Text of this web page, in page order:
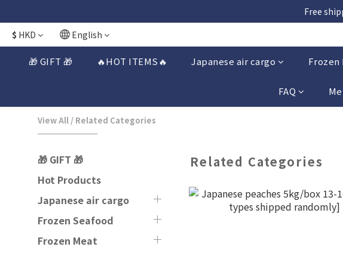
日本接近假期，貨源較不穩定
Free
日本接近假期，貨源較不穩定
$ HKD English
🎁 GIFT 🎁 🔥HOT ITEMS🔥 Japanese air cargo Frozen
FAQ
View All / Related Categories
🎁 GIFT 🎁
Hot Products
Japanese air cargo
Frozen Seafood
Frozen Meat
Related Categories